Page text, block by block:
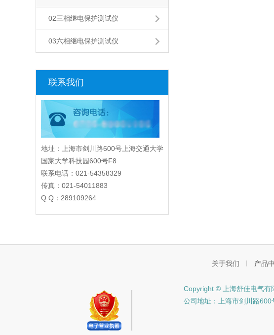
02三相继电保护测试仪
03六相继电保护测试仪
联系我们
地址：上海市剑川路600号上海交通大学
国家大学科技园600号F8
联系电话：021-54358329
传真：021-54011883
Q Q：289109264
关于我们 产品
Copyright © 上海舒佳电气有
公司地址：上海市剑川路